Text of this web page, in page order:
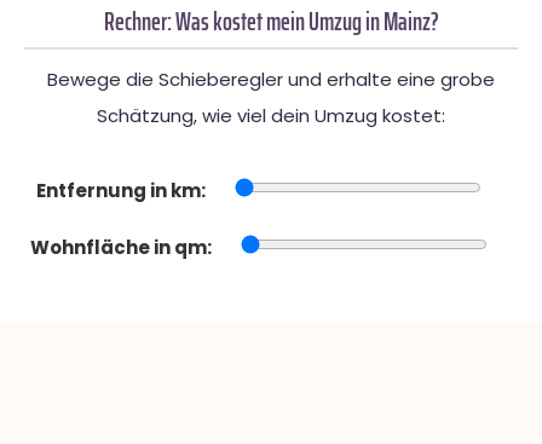
Rechner: Was kostet mein Umzug in Mainz?
Bewege die Schieberegler und erhalte eine grobe
Schätzung, wie viel dein Umzug kostet:
Entfernung in km:
Wohnfläche in qm: